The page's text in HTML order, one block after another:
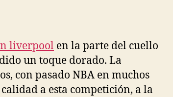
liverpool en la parte del cuello
un toque dorado. La
con pasado NBA en muchos
a esta competición, a la